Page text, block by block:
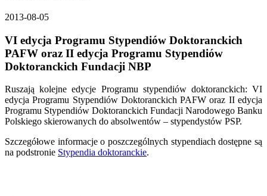
2013-08-05
VI edycja Programu Stypendiów Doktoranckich
PAFW oraz II edycja Programu Stypendiów
Doktoranckich Fundacji NBP
Ruszają kolejne edycje Programu stypendiów doktoranckich: VI
edycja Programu Stypendiów Doktoranckich PAFW oraz II edycja
Programu Stypendiów Doktoranckich Fundacji Narodowego Banku
Polskiego skierowanych do absolwentów – stypendystów PSP.
Szczegółowe informacje o poszczególnych stypendiach dostępne są
na podstronie Stypendia doktoranckie.